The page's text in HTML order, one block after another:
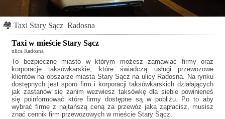
🏘 Taxi Stary Sącz Radosna
Taxi w mieście Stary Sącz
ulica Radosna
To bezpieczne miasto w którym możesz zamawiać firmy oraz
korporacje taksówkarskie, które świadczą usługi przewozowe
klientów na obszarze miasta Stary Sącz na ulicy Radosna. Na rynku
dostępnych jest sporo firm i korporacji taksówkarskich działających
jak zastanów się zanim wezwiesz taksówkę dla siebie powinieneś
się poinformować które firmy dostępne są w pobliżu. Po to aby
wybrać firmę z najtańszą ceną za przewóz jaką zapłacisz, musisz
znać cennik firm przewozowych w mieście Stary Sącz.